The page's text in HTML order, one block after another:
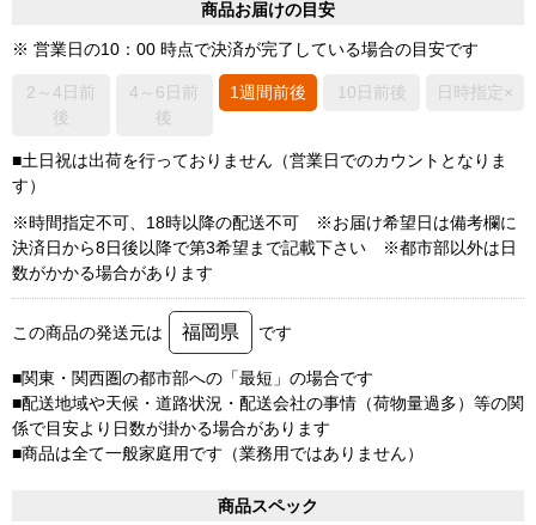
商品お届けの目安
※ 営業日の10：00 時点で決済が完了している場合の目安です
2～4日前
後
4～6日前
後
1週間前後 10日前後 日時指定×
■土日祝は出荷を行っておりません（営業日でのカウントとなりま
す）
※時間指定不可、18時以降の配送不可 ※お届け希望日は備考欄に
決済日から8日後以降で第3希望まで記載下さい ※都市部以外は日
数がかかる場合があります
この商品の発送元は 福岡県 です
■関東・関西圏の都市部への「最短」の場合です
■配送地域や天候・道路状況・配送会社の事情（荷物量過多）等の関
係で目安より日数が掛かる場合があります
■商品は全て一般家庭用です（業務用ではありません）
商品スペック